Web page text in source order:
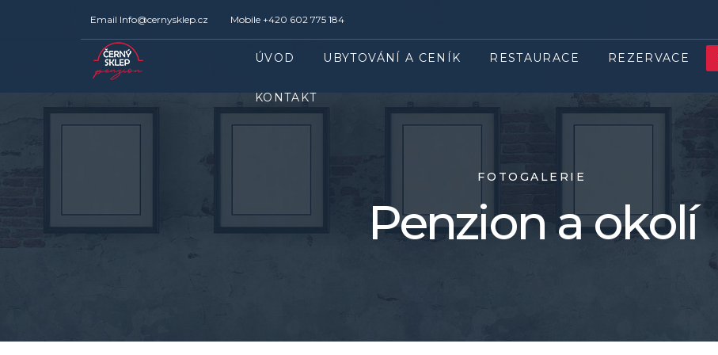
Email Info@cernysklep.cz Mobile +420 602 775 184
ÚVOD UBYTOVÁNÍ A CENÍK RESTAURACE REZERVACE
KONTAKT
FOTOGALERIE
Penzion a okolí